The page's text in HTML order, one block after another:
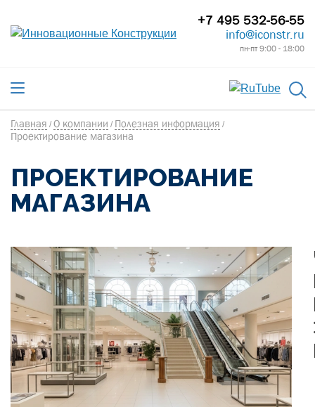
+7 495 532-56-55
info@iconstr.ru
пн-пт 9:00 - 18:00
Главная / О компании / Полезная информация /
Проектирование магазина
ПРОЕКТИРОВАНИЕ
МАГАЗИНА